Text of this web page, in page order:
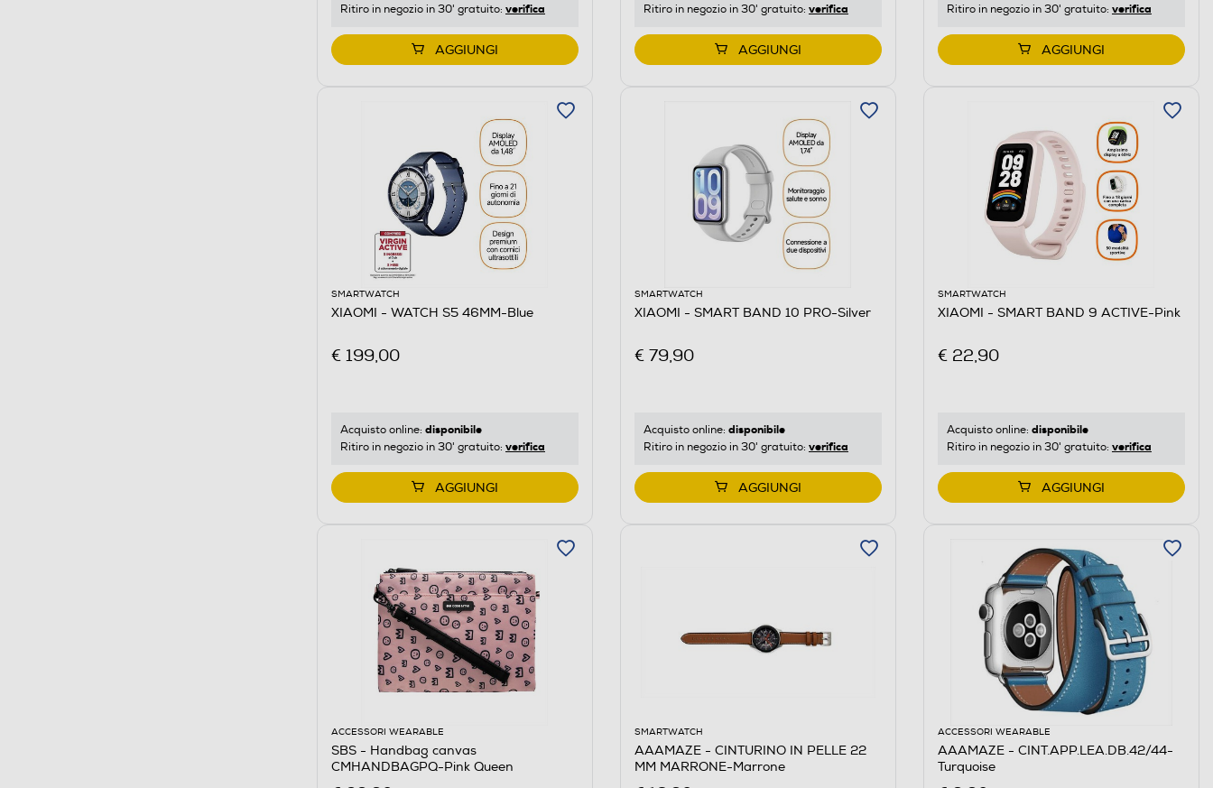
Ritiro in negozio in 30' gratuito: verifica
AGGIUNGI
Ritiro in negozio in 30' gratuito: verifica
AGGIUNGI
Ritiro in negozio in 30' gratuito: verifica
AGGIUNGI
SMARTWATCH
XIAOMI - WATCH S5 46MM-Blue
€ 199,00
Acquisto online: disponibile
Ritiro in negozio in 30' gratuito: verifica
AGGIUNGI
SMARTWATCH
XIAOMI - SMART BAND 10 PRO-Silver
€ 79,90
Acquisto online: disponibile
Ritiro in negozio in 30' gratuito: verifica
AGGIUNGI
SMARTWATCH
XIAOMI - SMART BAND 9 ACTIVE-Pink
€ 22,90
Acquisto online: disponibile
Ritiro in negozio in 30' gratuito: verifica
AGGIUNGI
ACCESSORI WEARABLE
SBS - Handbag canvas
CMHANDBAGPQ-Pink Queen
SMARTWATCH
AAAMAZE - CINTURINO IN PELLE 22
MM MARRONE-Marrone
ACCESSORI WEARABLE
AAAMAZE - CINT.APP.LEA.DB.42/44-
Turquoise